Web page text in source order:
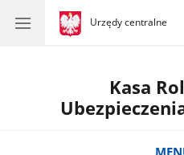
gov.pl
Urzędy centralne
gov.pl
Urzędy
Kasa